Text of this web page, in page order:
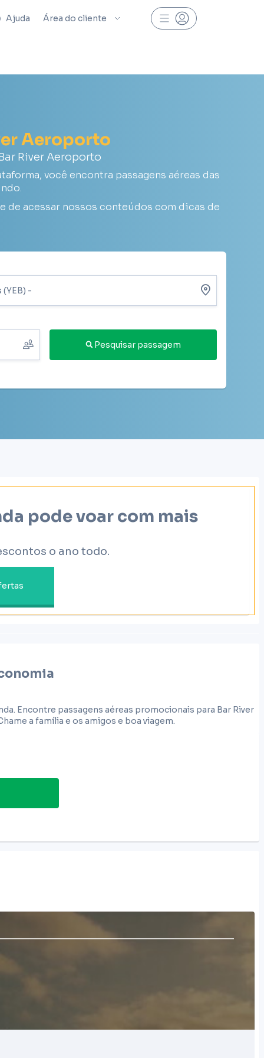
Ajuda Área do cliente
Aeroporto
River Aeroporto
você encontra passagens aéreas das
de acessar nossos conteúdos com dicas de
Pesquisar passagem
pode voar com mais
o ano todo.
Encontre passagens aéreas promocionais para Bar River
a família e os amigos e boa viagem.